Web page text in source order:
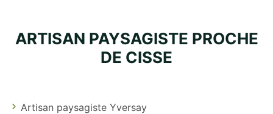
ARTISAN PAYSAGISTE PROCHE
DE CISSE
Artisan paysagiste Yversay